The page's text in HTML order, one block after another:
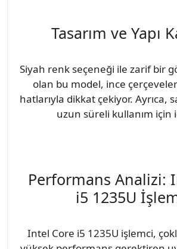
Tasarım ve Yapı
Siyah renk seçeneği ile zarif bir
olan bu model, ince
hatlarıyla dikkat çekiyor. Ayrıca,
uzun süreli kullanım için
Performans Analizi:
i5 1235U
Intel Core i5 1235U işlemci,